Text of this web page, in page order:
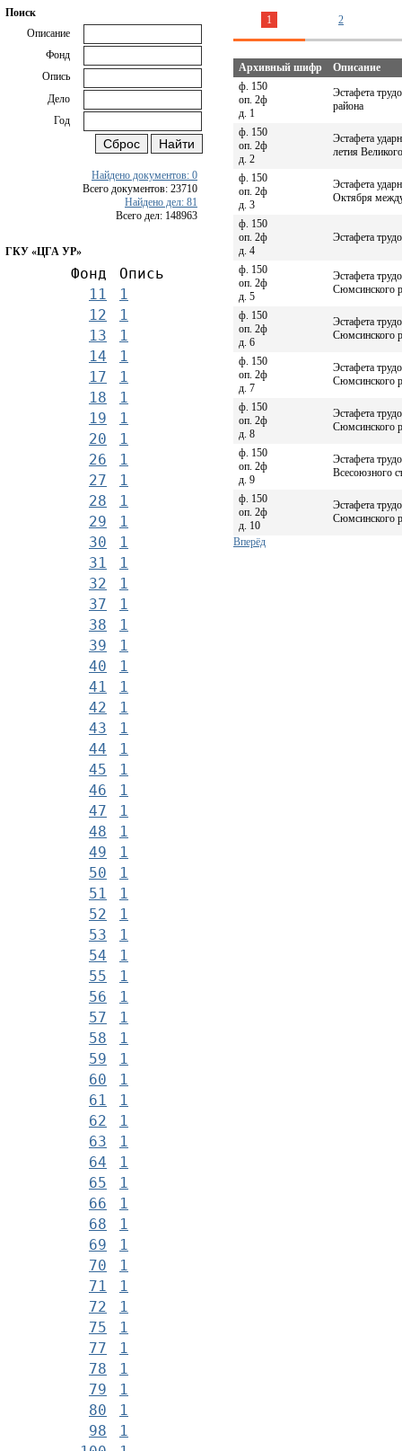
Поиск
Описание
Фонд
Опись
Дело
Год
Найдено документов: 0
Всего документов: 23710
Найдено дел: 81
Всего дел: 148963
ГКУ «ЦГА УР»
Фонд
Опись
11
1
12
1
13
1
14
1
17
1
18
1
19
1
20
1
26
1
27
1
28
1
29
1
30
1
31
1
32
1
37
1
38
1
39
1
40
1
41
1
42
1
43
1
44
1
45
1
46
1
47
1
48
1
49
1
50
1
51
1
52
1
53
1
54
1
55
1
56
1
57
1
58
1
59
1
60
1
61
1
62
1
63
1
64
1
65
1
66
1
68
1
69
1
70
1
71
1
72
1
75
1
77
1
78
1
79
1
80
1
98
1
1 2
Архивный шифр
Описание
ф. 150
оп. 2ф
д. 1
Эстафета
района
ф. 150
оп. 2ф
д. 2
Эстафета
летия
ф. 150
оп. 2ф
д. 3
Эстафета
Октября
ф. 150
оп. 2ф
д. 4
Эстафета
ф. 150
оп. 2ф
д. 5
Эстафета
Сюмсинского
ф. 150
оп. 2ф
д. 6
Эстафета
Сюмсинского
ф. 150
оп. 2ф
д. 7
Эстафета
Сюмсинского
ф. 150
оп. 2ф
д. 8
Эстафета
Сюмсинского
ф. 150
оп. 2ф
д. 9
Эстафета
Всесоюзного
ф. 150
оп. 2ф
д. 10
Эстафета
Сюмсинского
Вперёд